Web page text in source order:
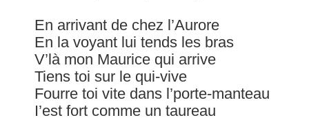
En arrivant de chez l’Aurore
En la voyant lui tends les bras
V’là mon Maurice qui arrive
Tiens toi sur le qui-vive
Fourre toi vite dans l’porte-manteau
I’est fort comme un taureau